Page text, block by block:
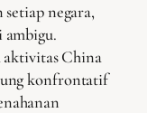
negara,
China
konfrontatif